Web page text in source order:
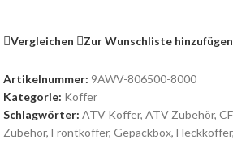
Vergleichen Zur Wunschliste hinzufügen
Artikelnummer: 9AWV-806500-8000
Kategorie: Koffer
Schlagwörter: ATV Koffer, ATV Zubehör,
Zubehör, Frontkoffer, Gepäckbox, Heckkoffer,